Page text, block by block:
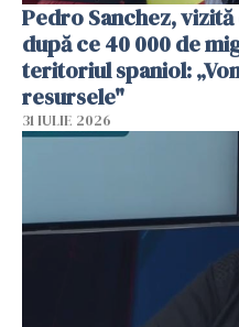
Pedro Sanchez,
după ce 40 000 de
teritoriul spaniol:
resursele"
31 IULIE 2026